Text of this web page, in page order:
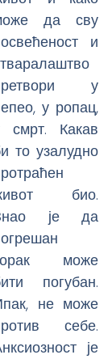
да сву
и
у
у ропац,
смрт. Какав
то узалудно
био.
је да
може
погубан.
не може
себе.
је